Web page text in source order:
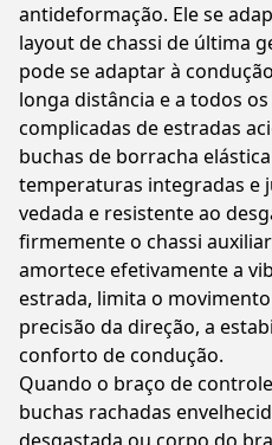
antideformação. Ele se
layout de chassi de última
pode se adaptar à
longa distância e a todos
complicadas de estradas
buchas de borracha
temperaturas integradas e
vedada e resistente ao
firmemente o chassi
amortece efetivamente a
estrada, limita o
precisão da direção, a
conforto de condução.
Quando o braço de
buchas rachadas